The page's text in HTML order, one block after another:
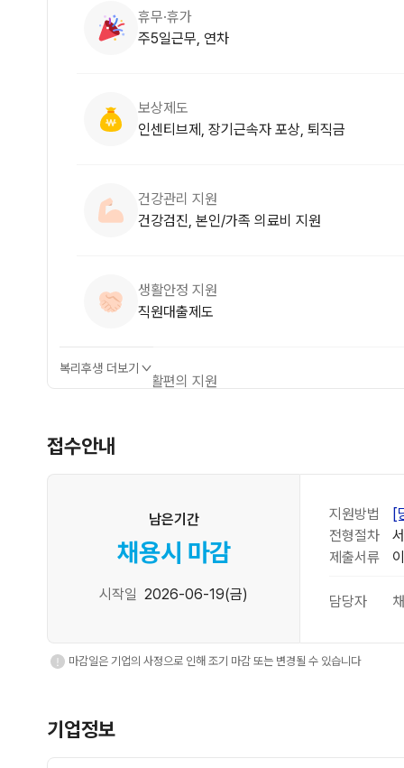
휴무·휴가
주5일근무, 연차
보상제도
인센티브제, 장기근속자 포상, 퇴직금
건강관리 지원
건강검진, 본인/가족 의료비 지원
생활안정 지원
직원대출제도
생활편의 지원
교육·여가 지원
사내 동호회 운영
복리후생 더보기
접수안내
남은기간
채용시 마감
시작일 2026-06-19(금)
지원방법
[
전형절차
제출서류
담당자
마감일은 기업의 사정으로 인해 조기 마감 또는 변경될 수 있습니다
기업정보